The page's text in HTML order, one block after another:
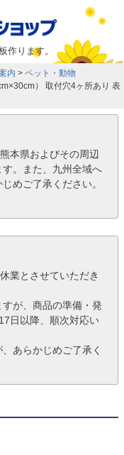
作ります。
内
ペット・動物
） 取付穴4ヶ所あり 表
本県およびその周辺
。また、九州全域へ
めご了承ください。
業とさせていただき
が、商品の準備・発
日以降、順次対応い
あらかじめご了承く